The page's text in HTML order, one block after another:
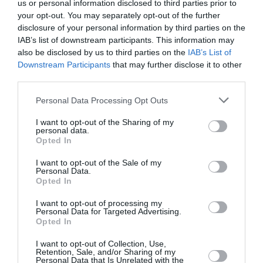
us or personal information disclosed to third parties prior to
your opt-out. You may separately opt-out of the further
disclosure of your personal information by third parties on the
IAB’s list of downstream participants. This information may
also be disclosed by us to third parties on the IAB’s List of
Downstream Participants that may further disclose it to other
Personal Data Processing Opt Outs
I want to opt-out of the Sharing of my
personal data.
Opted In
I want to opt-out of the Sale of my
Personal Data.
Opted In
I want to opt-out of processing my
Personal Data for Targeted Advertising.
Opted In
I want to opt-out of Collection, Use,
Retention, Sale, and/or Sharing of my
Personal Data that Is Unrelated with the
Newsletter
Κάθε βδομάδα στο e-mail σας τα τελευταία νέα για
την Τέχνη και τον Πολιτισμό!
Ακολουθήστε το Culturenow.gr
Σχετικά Άρθρα